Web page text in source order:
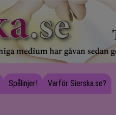
Spålinjer! Varför Sierska.se?